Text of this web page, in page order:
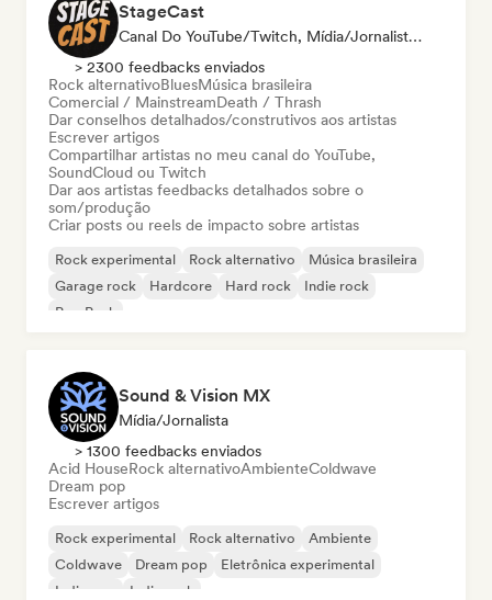
StageCast
Canal Do YouTube/Twitch, Mídia/Jornalista, Mentor, Influenciador, Especialista Em Som
> 2300 feedbacks enviados
Rock alternativoBluesMúsica brasileira
Comercial / MainstreamDeath / Thrash
Dar conselhos detalhados/construtivos aos artistas
Escrever artigos
Compartilhar artistas no meu canal do YouTube,
SoundCloud ou Twitch
Dar aos artistas feedbacks detalhados sobre o
som/produção
Criar posts ou reels de impacto sobre artistas
Rock experimental Rock alternativo
Música brasileira
Garage rock
Hardcore Hard rock
Indie rock
Pop Punk
Sound & Vision MX
Mídia/Jornalista
> 1300 feedbacks enviados
Acid HouseRock alternativoAmbienteColdwave
Dream pop
Escrever artigos
Rock experimental Rock alternativo
Ambiente
Coldwave
Dream pop
Eletrônica experimental
Indie pop
Indie rock